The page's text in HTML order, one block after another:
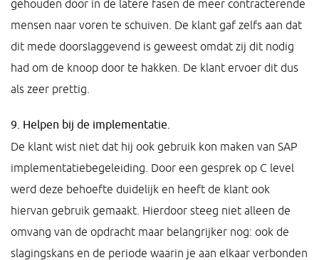
gehouden door in de latere fasen de meer contracterende
mensen naar voren te schuiven. De klant gaf zelfs aan dat
dit mede doorslaggevend is geweest omdat zij dit nodig
had om de knoop door te hakken. De klant ervoer dit dus
als zeer prettig.
9. Helpen bij de implementatie.
De klant wist niet dat hij ook gebruik kon maken van SAP
implementatiebegeleiding. Door een gesprek op C level
werd deze behoefte duidelijk en heeft de klant ook
hiervan gebruik gemaakt. Hierdoor steeg niet alleen de
omvang van de opdracht maar belangrijker nog: ook de
slagingskans en de periode waarin je aan elkaar verbonden